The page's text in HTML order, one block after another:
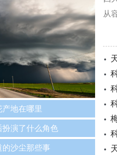
地在哪里
演了什么角色
沙尘那些事
从